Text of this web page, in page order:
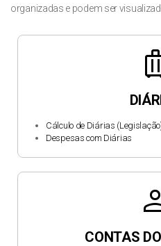
organizadas e podem ser
Cálculo de Diárias
Despesas com Diárias
CONTAS